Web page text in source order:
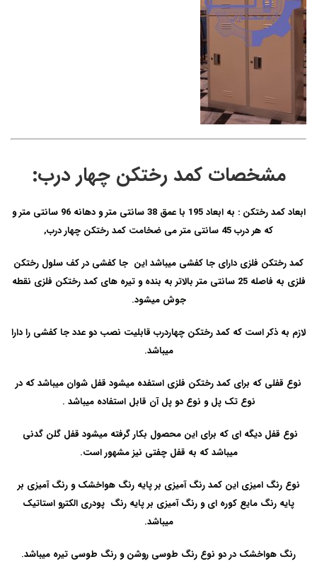
مشخصات کمد رختکن چهار درب:
ابعاد کمد رختکن : به ابعاد 195 با عمق 38 سانتی متر و دهانه 96 سانتی متر و
که هر درب 45 سانتی متر می ضخامت کمد رختکن چهار درب,
کمد رختکن فلزی دارای جا کفشی میباشد این جا کفشی در کف سلول رختکن
فلزی به فاصله 25 سانتی متر بالاتر به بنده و تیره های کمد رختکن فلزی نقطه
جوش میشود.
لازم به ذکر است که کمد رختکن چهاردرب قابلیت نصب دو عدد جا کفشی را دارا
میباشد.
نوع قفلی که برای کمد رختکن فلزی استفده میشود قفل شوان میباشد که در
نوعتک پل و نوع دو پلآن قابل استفاده میباشد .
نوع قفل دیگه ای که برای این محصول بکار گرفته میشود قفل گلن گدنی
میباشد که به قفل چفتی نیز مشهور است.
نوع رنگ امیزی این کمد رنگ آمیزی بر پایه رنگ هواخشک و رنگ آمیزی بر
پایه رنگ مایع کوره ای و رنگ آمیزی بر پایه رنگ پودری الکترو استاتیک
میباشد.
رنگ هواخشک در دو نوع رنگ طوسی روشن و رنگ طوسی تیره میباشد.